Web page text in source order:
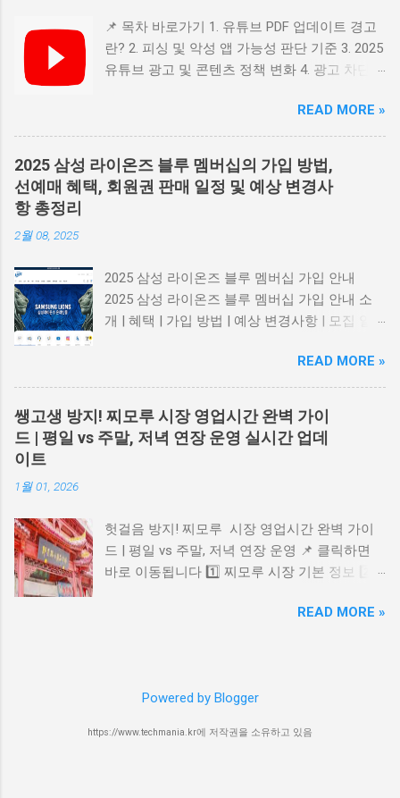
📌 목차 바로가기 1. 유튜브 PDF 업데이트 경고
란? 2. 피싱 및 악성 앱 가능성 판단 기준 3. 2025
유튜브 광고 및 콘텐츠 정책 변화 4. 광고 차단
브 PDF 업데이트 경고란? 일부 사용자들은 유튜
브 접속 시 "PDF 파일을 업데이트 하시오" 같은
메시지를 마주하게 됩니다. 이는 공식 유튜브 알
림이 아닌 광고성 팝업 이자, 악성 소프트웨어
유도 가능성 이 높은 사기 형태입니다. 📎 Adobe
거나 '지금 클릭하세요' 식의 유도 문구 사용 의
심스러운 링크, .apk 파일 등 다운로드 요구 맞춤
법 오류, 문법 오류 등 비전문적 메시지 구성 로
KISA 공식 홈페이지 (한국인터넷진흥원) 3.
2025 유튜브 광고 및 콘텐츠 정책 변화 2025년 7
월부터 유튜브는 반복적·비진정성 콘텐츠 에 대
해 수익 제한 조치를 강화하고 있습니다. 이는
성 을 유지한다면 문제되지 않습니다. 📎 유튜브
파트너 프로그램 정책 보기 4. 광고 차단 프로그
램 관련 정책 현재까지는 광고 차단 프로그램 사
용 시 경고 메시지 가 유튜브에 직접 뜨지는 않
지만, 유튜브는 탐지 기술을 강화 중이며, 앞으
그램(Adblock Plus) 5. 요약 및 보안 수칙 유튜브
READ MORE »
2025 삼성 라이온즈 블루 멤버십의 가입 방법,
선예매 혜택, 회원권 판매 일정 및 예상 변경사
항 총정리
2월 08, 2025
2025 삼성 라이온즈 블루 멤버십 가입 안내
2025 삼성 라이온즈 블루 멤버십 가입 안내 소
개 | 혜택 | 가입 방법 | 예상 변경사항 | 모집 일
십이 2025년을 맞아 새롭게 모집을 시작합니다!
이 멤버십은 라이온즈 팬들에게 특별한 혜택을
제공하는 유료 회원 제도입니다. 블루 멤버십 혜
택 가장 큰 혜택은 일반 예매보다 하루 먼저 티
켓을 예매할 수 있다는 점이에요. 또한, 외야 지
삼성 라이온즈 몰에서 회원권을 구매한 후, 삼성
라이온즈 홈페이지나 앱에서 블루 회원 가입을
완료하면 됩니다. 구체적인 단계는 다음과 같아
온즈 몰에서 블루 멤버십 회원권 선착순 구매 삼
몇 가지 변화가 있을 것으로 예상됩니다: 회원
자격 기간이 2년에서 1년으로 단축될 수 있어요.
READ MORE »
쌩고생 방지! 찌모루 시장 영업시간 완벽 가이
드 | 평일 vs 주말, 저녁 연장 운영 실시간 업데
이트
1월 01, 2026
헛걸음 방지! 찌모루 시장 영업시간 완벽 가이
드 | 평일 vs 주말, 저녁 연장 운영 📌 클릭하면
바로 이동됩니다 1️⃣ 찌모루 시장 기본 정보 2️⃣
항 4️⃣ 위치 & 주변 정보 5️⃣ 유용 링크 버튼 1️⃣
광객과 현지인이 함께 많이 찾는 쇼핑 명소이며
READ MORE »
Powered by Blogger
https://www.techmania.kr에 저작권을 소유하고 있음